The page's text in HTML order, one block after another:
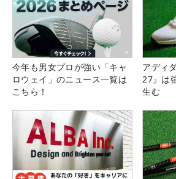
今年も男女プロが強い「キャ
ロウェイ」のニュース一覧は
こちら！
アディ
27』は
生む